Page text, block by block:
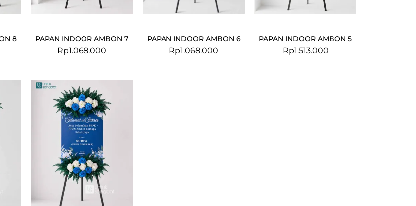
8 PAPAN INDOOR AMBON 7
Rp1.068.000
PAPAN INDOOR AMBON 6
Rp1.068.000
PAPAN INDOOR AMBON 5
Rp1.513.000